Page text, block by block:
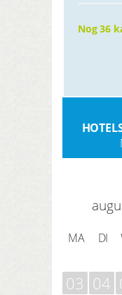
Nog 36
MA DI
03 04